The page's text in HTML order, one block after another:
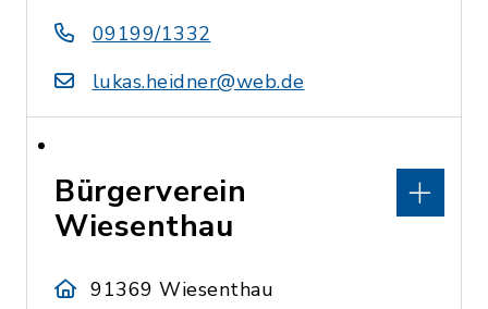
09199/1332
lukas.heidner@web.de
Bürgerverein
Wiesenthau
91369 Wiesenthau